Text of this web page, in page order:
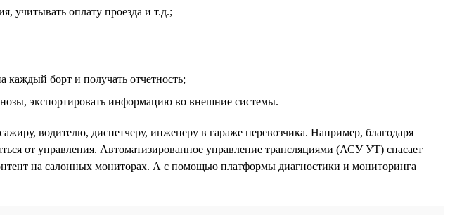
учитывать оплату проезда и т.д.;
каждый борт и получать отчетность;
экспортировать информацию во внешние системы.
водителю, диспетчеру, инженеру в гараже перевозчика. Например, благодаря
от управления. Автоматизированное управление трансляциями (АСУ УТ) спасает
на салонных мониторах. А с помощью платформы диагностики и мониторинга